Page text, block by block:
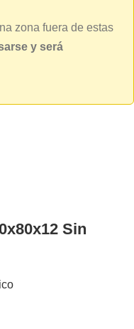
zona fuera de estas
y será
Sin